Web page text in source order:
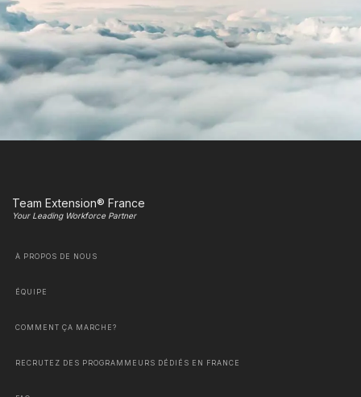
Team Extension® France
Your Leading Workforce Partner
À PROPOS DE NOUS
ÉQUIPE
COMMENT ÇA MARCHE?
RECRUTEZ DES PROGRAMMEURS DÉDIÉS EN FRANCE